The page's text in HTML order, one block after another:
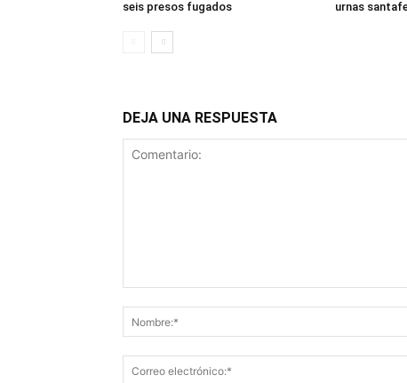
seis presos fugados
urnas
DEJA UNA RESPUESTA